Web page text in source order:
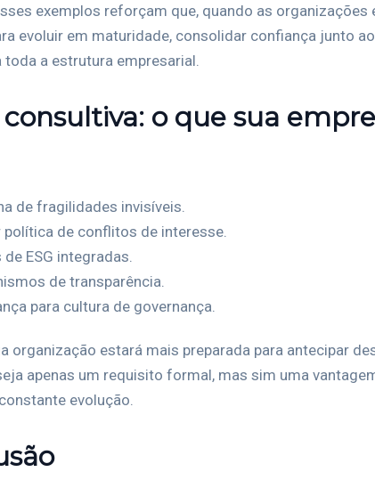
exemplos reforçam que, quando as
evoluir em maturidade, consolidar confiança junto
a estrutura empresarial.
consultiva: o que sua
de fragilidades invisíveis.
política de conflitos de interesse.
ESG integradas.
de transparência.
para cultura de governança.
organização estará mais preparada para antecipar
apenas um requisito formal, mas sim uma
evolução.